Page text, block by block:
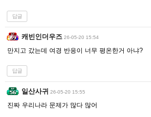
답글
캐빈인더우즈 26-05-20 15:54
만지고 갔는데 여경 반응이 너무 평온한거 아냐?
답글
일산사귀 26-05-20 15:55
진짜 우리나라 문제가 많다 많어